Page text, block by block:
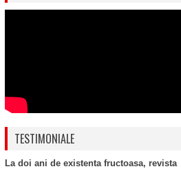
TESTIMONIALE
La doi ani de existenta fructoasa, revista